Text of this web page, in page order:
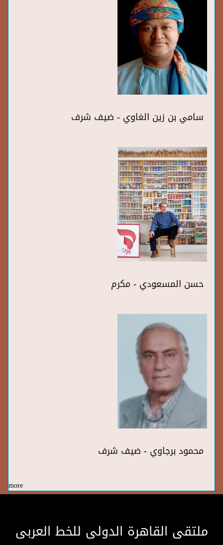
سامي بن زين الغاوي - ضيف شرف
حسن المسعودي - مكرم
محمود برجاوي - ضيف شرف
more
ملتقى القاهرة الدولى للخط العربى